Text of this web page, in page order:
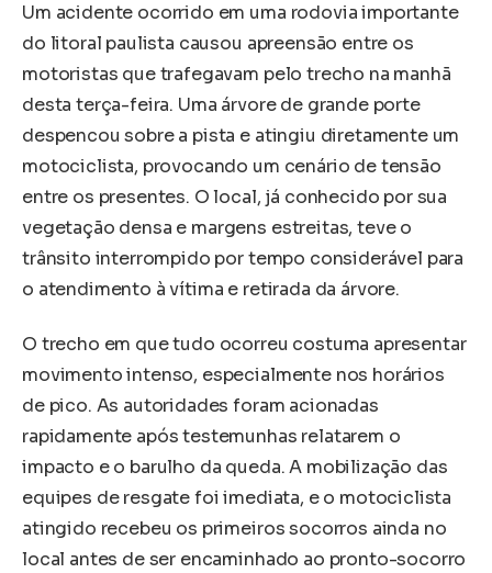
Um acidente ocorrido em uma rodovia importante
do litoral paulista causou apreensão entre os
motoristas que trafegavam pelo trecho na manhã
desta terça-feira. Uma árvore de grande porte
despencou sobre a pista e atingiu diretamente um
motociclista, provocando um cenário de tensão
entre os presentes. O local, já conhecido por sua
vegetação densa e margens estreitas, teve o
trânsito interrompido por tempo considerável para
o atendimento à vítima e retirada da árvore.
O trecho em que tudo ocorreu costuma apresentar
movimento intenso, especialmente nos horários
de pico. As autoridades foram acionadas
rapidamente após testemunhas relatarem o
impacto e o barulho da queda. A mobilização das
equipes de resgate foi imediata, e o motociclista
atingido recebeu os primeiros socorros ainda no
local antes de ser encaminhado ao pronto-socorro